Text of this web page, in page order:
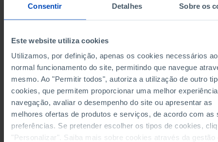
Consentir Detalhes Sobre os
Este website utiliza cookies
Utilizamos, por definição, apenas os cookies necessários ao
normal funcionamento do site, permitindo que navegue
mesmo. Ao "Permitir todos", autoriza a utilização de outro
cookies, que permitem proporcionar uma melhor
navegação, avaliar o desempenho do site ou apresentar as
melhores ofertas de produtos e serviços, de acordo com as
preferências. Se pretender escolher os tipos de cookies,
"Personalizar". Saiba mais sobre cookies através da gestão
RELATED
Utilized agricultural area: total and per type of composition in Portugal
Burnt area and rural fires – Mainland in Portugal